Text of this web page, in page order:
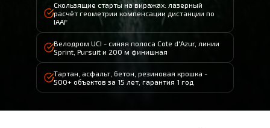
Скользящие старты на виражах: лазерный
расчёт геометрии компенсации дистанции по
IAAF
Велодром UCI - синяя полоса Cote d'Azur, линии
Sprint, Pursuit и 200 м финишная
Тартан, асфальт, бетон, резиновая крошка -
500+ объектов за 15 лет, гарантия 1 год